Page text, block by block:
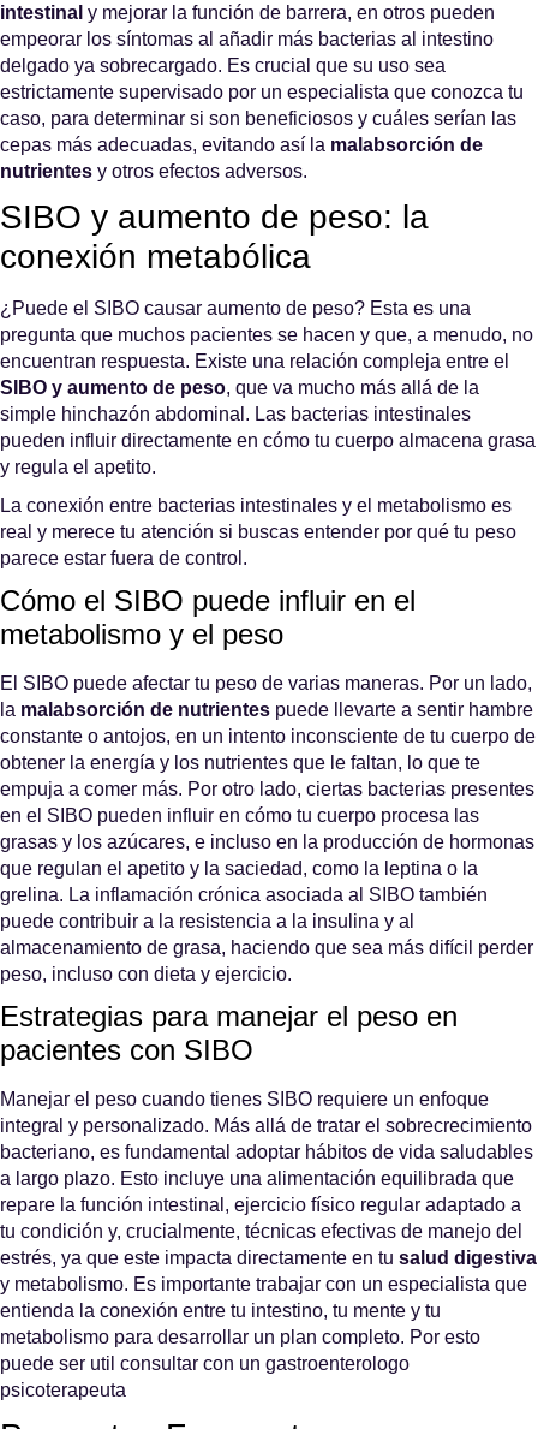
intestinal y mejorar la función de barrera, en otros pueden
empeorar los síntomas al añadir más bacterias al intestino
delgado ya sobrecargado. Es crucial que su uso sea
estrictamente supervisado por un especialista que conozca tu
caso, para determinar si son beneficiosos y cuáles serían las
cepas más adecuadas, evitando así la malabsorción de
nutrientes y otros efectos adversos.
SIBO y aumento de peso: la
conexión metabólica
¿Puede el SIBO causar aumento de peso? Esta es una
pregunta que muchos pacientes se hacen y que, a menudo, no
encuentran respuesta. Existe una relación compleja entre el
SIBO y aumento de peso, que va mucho más allá de la
simple hinchazón abdominal. Las bacterias intestinales
pueden influir directamente en cómo tu cuerpo almacena grasa
y regula el apetito.
La conexión entre bacterias intestinales y el metabolismo es
real y merece tu atención si buscas entender por qué tu peso
parece estar fuera de control.
Cómo el SIBO puede influir en el
metabolismo y el peso
El SIBO puede afectar tu peso de varias maneras. Por un lado,
la malabsorción de nutrientes puede llevarte a sentir hambre
constante o antojos, en un intento inconsciente de tu cuerpo de
obtener la energía y los nutrientes que le faltan, lo que te
empuja a comer más. Por otro lado, ciertas bacterias presentes
en el SIBO pueden influir en cómo tu cuerpo procesa las
grasas y los azúcares, e incluso en la producción de hormonas
que regulan el apetito y la saciedad, como la leptina o la
grelina. La inflamación crónica asociada al SIBO también
puede contribuir a la resistencia a la insulina y al
almacenamiento de grasa, haciendo que sea más difícil perder
peso, incluso con dieta y ejercicio.
Estrategias para manejar el peso en
pacientes con SIBO
Manejar el peso cuando tienes SIBO requiere un enfoque
integral y personalizado. Más allá de tratar el sobrecrecimiento
bacteriano, es fundamental adoptar hábitos de vida saludables
a largo plazo. Esto incluye una alimentación equilibrada que
repare la función intestinal, ejercicio físico regular adaptado a
tu condición y, crucialmente, técnicas efectivas de manejo del
estrés, ya que este impacta directamente en tu salud digestiva
y metabolismo. Es importante trabajar con un especialista que
entienda la conexión entre tu intestino, tu mente y tu
metabolismo para desarrollar un plan completo. Por esto
puede ser util consultar con un gastroenterologo
psicoterapeuta